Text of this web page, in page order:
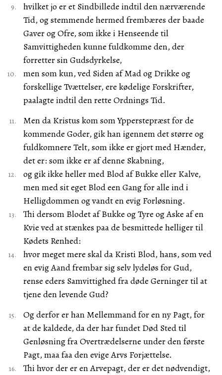
hvilket jo er et Sindbillede indtil den nærværende
Tid, og stemmende hermed frembæres der baade
Gaver og Ofre, som ikke i Henseende til
Samvittigheden kunne fuldkomme den, der
forretter sin Gudsdyrkelse,
men som kun, ved Siden af Mad og Drikke og
forskellige Tvættelser, ere kødelige Forskrifter,
paalagte indtil den rette Ordnings Tid.
Men da Kristus kom som Ypperstepræst for de
kommende Goder, gik han igennem det større og
fuldkomnere Telt, som ikke er gjort med Hænder,
det er: som ikke er af denne Skabning,
og gik ikke heller med Blod af Bukke eller Kalve,
men med sit eget Blod een Gang for alle ind i
Helligdommen og vandt en evig Forløsning.
Thi dersom Blodet af Bukke og Tyre og Aske af en
Kvie ved at stænkes paa de besmittede helliger til
Kødets Renhed:
hvor meget mere skal da Kristi Blod, hans, som ved
en evig Aand frembar sig selv lydeløs for Gud,
rense eders Samvittighed fra døde Gerninger til at
tjene den levende Gud?
Og derfor er han Mellemmand for en ny Pagt, for
at de kaldede, da der har fundet Død Sted til
Genløsning fra Overtrædelserne under den første
Pagt, maa faa den evige Arvs Forjættelse.
Thi hvor der er en Arvepagt, der er det nødvendigt,